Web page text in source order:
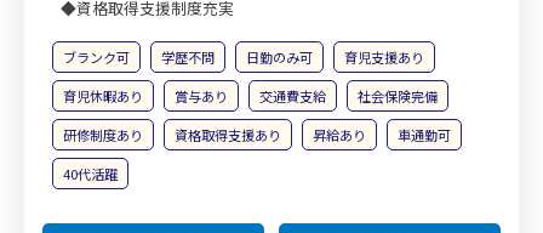
◆資格取得支援制度充実
ブランク可 学歴不問 日勤のみ可
育児支援あり
育児休暇あり
賞与あり 交通費支給
社会保険完備
研修制度あり
資格取得支援あり 昇給あり
車通勤可
40代活躍